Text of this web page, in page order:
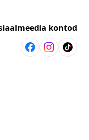
kontod